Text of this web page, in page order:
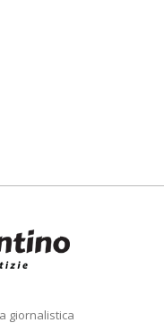
giornalistica